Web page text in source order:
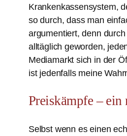
Krankenkassensystem,
so durch, dass man
argumentiert, denn
alltäglich geworden,
Mediamarkt sich in der
ist jedenfalls meine
Preiskämpfe –
Selbst wenn es einen